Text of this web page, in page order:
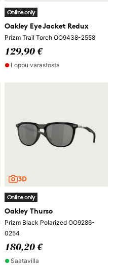
Online only
Oakley Eye Jacket Redux
Prizm Trail Torch OO9438-2558
129,90 €
Loppu varastosta
Online only
Oakley Thurso
Prizm Black Polarized OO9286-
0254
180,20 €
Saatavilla